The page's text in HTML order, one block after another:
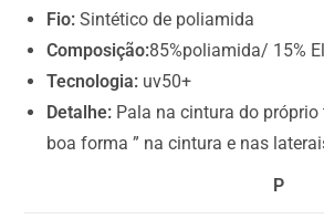
.
0
0
Fio:Sintético de poliamida
Composição:85%poliamida/ 15%
Tecnologia: uv50+
Detalhe: Pala na cintura do próprio
boa forma ” na cintura e nas
P